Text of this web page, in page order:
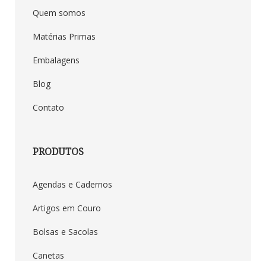
Quem somos
Matérias Primas
Embalagens
Blog
Contato
PRODUTOS
Agendas e Cadernos
Artigos em Couro
Bolsas e Sacolas
Canetas